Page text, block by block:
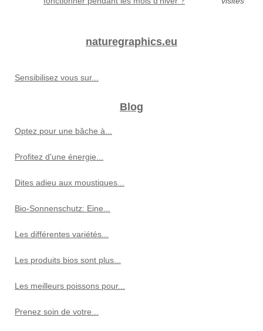
naturegraphics.eu
Sensibilisez vous sur...
Blog
Optez pour une bâche à...
Profitez d'une énergie...
Dites adieu aux moustiques...
Bio-Sonnenschutz: Eine...
Les différentes variétés...
Les produits bios sont plus...
Les meilleurs poissons pour...
Prenez soin de votre...